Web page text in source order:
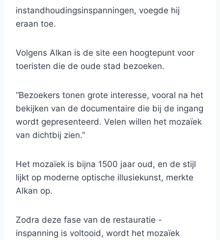
instandhoudingsinspanningen, voegde hij
eraan toe.
Volgens Alkan is de site een hoogtepunt voor
toeristen die de oude stad bezoeken.
“Bezoekers tonen grote interesse, vooral na het
bekijken van de documentaire die bij de ingang
wordt gepresenteerd. Velen willen het mozaïek
van dichtbij zien.”
Het mozaïek is bijna 1500 jaar oud, en de stijl
lijkt op moderne optische illusiekunst, merkte
Alkan op.
Zodra deze fase van de restauratie -
inspanning is voltooid, wordt het mozaïek